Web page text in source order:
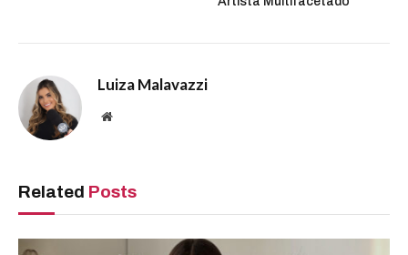
Luiza Malavazzi
Website
Related Posts